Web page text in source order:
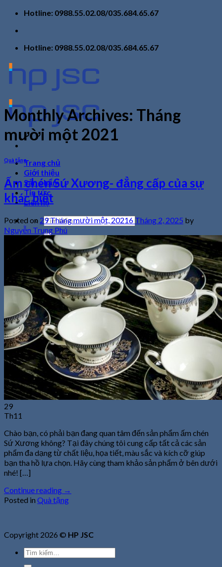
Skip
content
Hotline: 0988.55.02.08/035.684.65.67
Hotline: 0988.55.02.08/035.684.65.67
Trang chủ
Giới thiệu
Sản phẩm
Tin tức
Liên hệ
Tìm
kiếm:
0
Giỏ hàng
Chưa có sản phẩm trong giỏ hàng.
Monthly Archives: Tháng
mười một 2021
Quà tặng
Ấm chén Sứ Xương- đẳng cấp của sự
khác biệt
Posted on 29 Tháng mười một, 20216 Tháng 2, 2025 by
Nguyễn Trung Phú
29
Th11
Chào bạn, có phải bạn đang quan tâm đến sản phẩm ấm chén
Sứ Xương không? Tại đây chúng tôi cung cấp tất cả các sản
phẩm đa dạng từ chất liệu, họa tiết, màu sắc và kích cỡ giúp
bạn tha hồ lựa chọn. Hãy cùng tham khảo sản phẩm ở bên dưới
nhé! […]
Continue reading →
Posted in Quà tặng
Copyright 2026 © HP JSC
Tìm
kiếm: